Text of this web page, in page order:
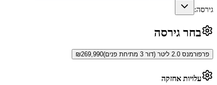
גירסה:
בחר גירסה
פרפורמנס 2.0 ליטר (דור 3 מתיחת פנים) ₪269,990
עלויות אחזקה